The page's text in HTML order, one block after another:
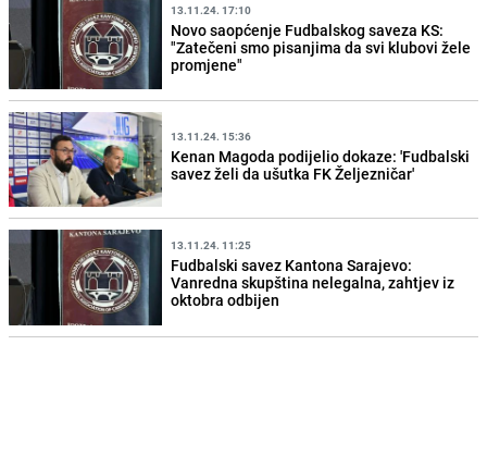
13.11.24. 17:10
Novo saopćenje Fudbalskog saveza KS:
"Zatečeni smo pisanjima da svi klubovi žele
promjene"
13.11.24. 15:36
Kenan Magoda podijelio dokaze: 'Fudbalski
savez želi da ušutka FK Željezničar'
13.11.24. 11:25
Fudbalski savez Kantona Sarajevo:
Vanredna skupština nelegalna, zahtjev iz
oktobra odbijen